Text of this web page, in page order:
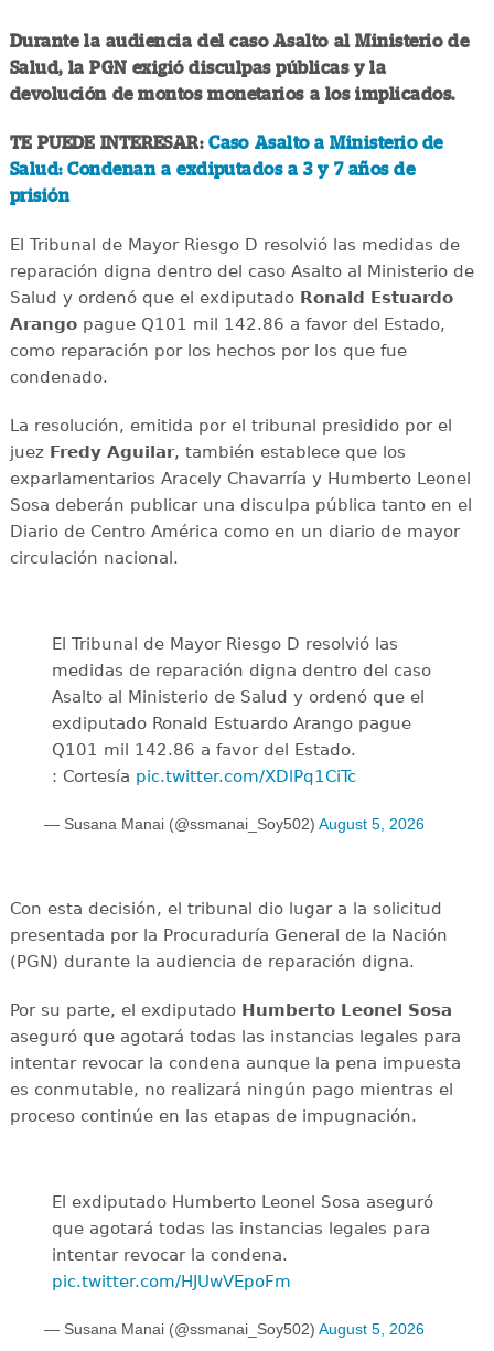
Durante la audiencia del caso Asalto al Ministerio de
Salud, la PGN exigió disculpas públicas y la
devolución de montos monetarios a los implicados.
TE PUEDE INTERESAR:Caso Asalto a Ministerio de
Salud: Condenan a exdiputados a 3 y 7 años de
prisión
El Tribunal de Mayor Riesgo D resolvió las medidas de
reparación digna dentro del caso Asalto al Ministerio de
Salud y ordenó que el exdiputado Ronald Estuardo
Arangopague Q101 mil 142.86 a favor del Estado,
como reparación por los hechos por los que fue
condenado.
La resolución, emitida por el tribunal presidido por el
juezFredy Aguilar, también establece que los
exparlamentarios Aracely Chavarría y Humberto Leonel
Sosa deberán publicar una disculpa pública tanto en el
Diario de Centro América como en un diario de mayor
circulación nacional.
El Tribunal de Mayor Riesgo D resolvió las
medidas de reparación digna dentro del caso
Asalto al Ministerio de Salud y ordenó que el
exdiputado Ronald Estuardo Arango pague
Q101 mil 142.86 a favor del Estado.
: Cortesía pic.twitter.com/XDlPq1CiTc
— Susana Manai (@ssmanai_Soy502) August 5, 2026
Con esta decisión, el tribunal dio lugar a la solicitud
presentada por la Procuraduría General de la Nación
(PGN) durante la audiencia de reparación digna.
Por su parte, el exdiputado Humberto Leonel Sosa
aseguró que agotará todas las instancias legales para
intentar revocar la condena aunque la pena impuesta
es conmutable, no realizará ningún pago mientras el
proceso continúe en las etapas de impugnación.
El exdiputado Humberto Leonel Sosa aseguró
que agotará todas las instancias legales para
intentar revocar la condena.
pic.twitter.com/HJUwVEpoFm
— Susana Manai (@ssmanai_Soy502) August 5, 2026